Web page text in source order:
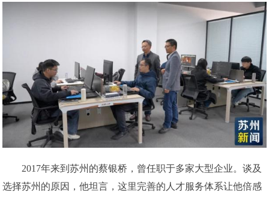
2017年来到苏州的蔡银桥，曾任职于多家大型企业。谈及
选择苏州的原因，他坦言，这里完善的人才服务体系让他倍感